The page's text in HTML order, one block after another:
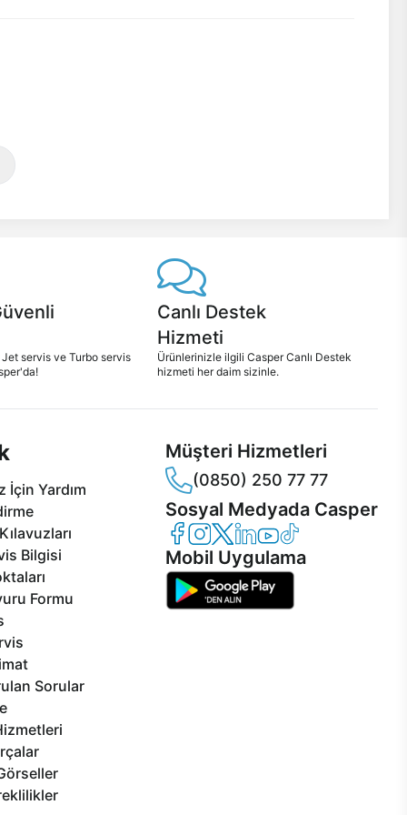
servis ve Turbo servis
Canlı Destek
Hizmeti
Ürünlerinizle ilgili Casper Canlı Destek
hizmeti her daim sizinle.
İçin Yardım
Bilgisi
Formu
Sorular
Müşteri Hizmetleri
(0850) 250 77 77
Sosyal Medyada Casper
Casper Facebook
Casper Instagram
Casper Twitter
Casper LinkedIn
Casper YouTube
Casper TikTok
Mobil Uygulama